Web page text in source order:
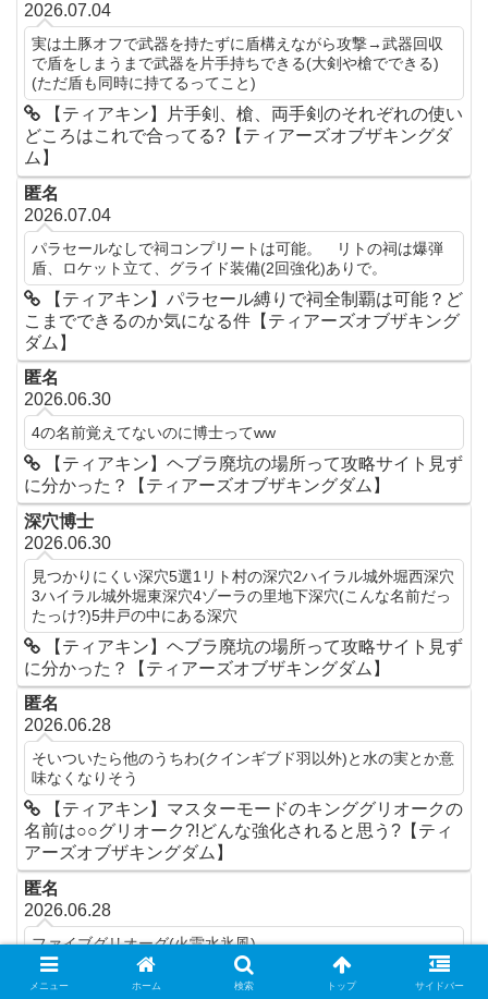
2026.07.04
実は土豚オフで武器を持たずに盾構えながら攻撃→武器回収
で盾をしまうまで武器を片手持ちできる(大剣や槍でできる)
(ただ盾も同時に持てるってこと)
【ティアキン】片手剣、槍、両手剣のそれぞれの使い
どころはこれで合ってる?【ティアーズオブザキングダ
ム】
匿名
2026.07.04
パラセールなしで祠コンプリートは可能。 リトの祠は爆弾
盾、ロケット立て、グライド装備(2回強化)ありで。
【ティアキン】パラセール縛りで祠全制覇は可能？ど
こまでできるのか気になる件【ティアーズオブザキング
ダム】
匿名
2026.06.30
4の名前覚えてないのに博士ってww
【ティアキン】ヘブラ廃坑の場所って攻略サイト見ず
に分かった？【ティアーズオブザキングダム】
深穴博士
2026.06.30
見つかりにくい深穴5選1リト村の深穴2ハイラル城外堀西深穴
3ハイラル城外堀東深穴4ゾーラの里地下深穴(こんな名前だっ
たっけ?)5井戸の中にある深穴
【ティアキン】ヘブラ廃坑の場所って攻略サイト見ず
に分かった？【ティアーズオブザキングダム】
匿名
2026.06.28
そいついたら他のうちわ(クインギブド羽以外)と水の実とか意
味なくなりそう
【ティアキン】マスターモードのキンググリオークの
名前は○○グリオーク?!どんな強化されると思う?【ティ
アーズオブザキングダム】
匿名
2026.06.28
ファイブグリオーグ(火雷水氷風)
【ティアキン】マスターモードのキンググリオークの
メニュー ホーム 検索 トップ サイドバー